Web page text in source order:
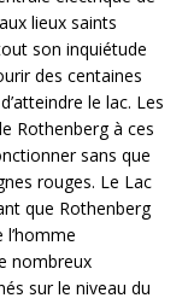
lieux saints
son inquiétude
des centaines
le lac. Les
Rothenberg à ces
sans que
rouges. Le Lac
que Rothenberg
nombreux
sur le niveau du